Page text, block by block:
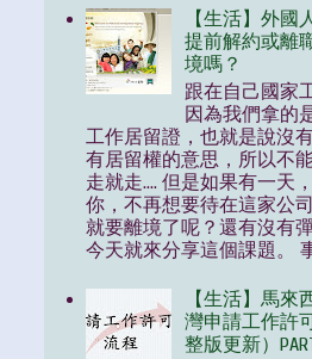
【生活】外國
提前解約或離
境嗎？
跟在自己國家
因為我們拿的
工作居留證，也就是說沒
有居留權的意思，所以不
走就走.... 但是如果有一天
你，不再想要待在這家公
就要離境了呢？還有沒有
今天就來分享這個課題。
【生活】馬來
灣申請工作許
整版更新）